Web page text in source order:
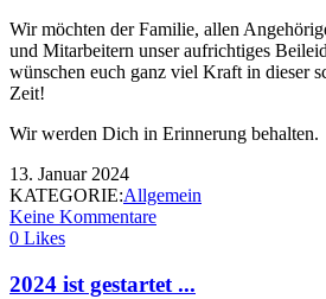
Wir möchten der Familie, allen
und Mitarbeitern unser aufrichtiges
wünschen euch ganz viel Kraft in dieser
Zeit!
Wir werden Dich in Erinnerung behalten.
13. Januar 2024
KATEGORIE:Allgemein
Keine Kommentare
0 Likes
2024 ist gestartet ...